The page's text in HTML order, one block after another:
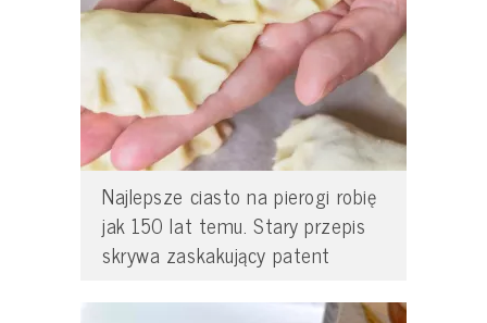
Najlepsze ciasto na pierogi robię
jak 150 lat temu. Stary przepis
skrywa zaskakujący patent